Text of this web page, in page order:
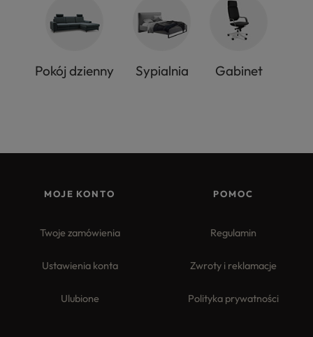
Pokój dzienny Sypialnia Gabinet
MOJE KONTO
Twoje zamówienia
Ustawienia konta
Ulubione
POMOC
Regulamin
Zwroty i reklamacje
Polityka prywatności